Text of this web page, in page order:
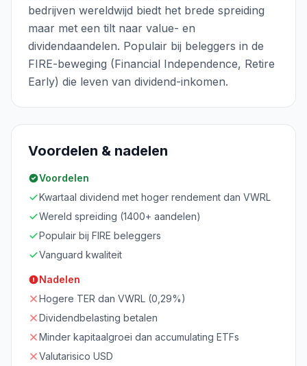
bedrijven wereldwijd biedt het brede spreiding
maar met een tilt naar value- en
dividendaandelen. Populair bij beleggers in de
FIRE-beweging (Financial Independence, Retire
Early) die leven van dividend-inkomen.
Voordelen & nadelen
Voordelen
Kwartaal dividend met hoger rendement dan VWRL
Wereld spreiding (1400+ aandelen)
Populair bij FIRE beleggers
Vanguard kwaliteit
Nadelen
Hogere TER dan VWRL (0,29%)
Dividendbelasting betalen
Minder kapitaalgroei dan accumulating ETFs
Valutarisico USD